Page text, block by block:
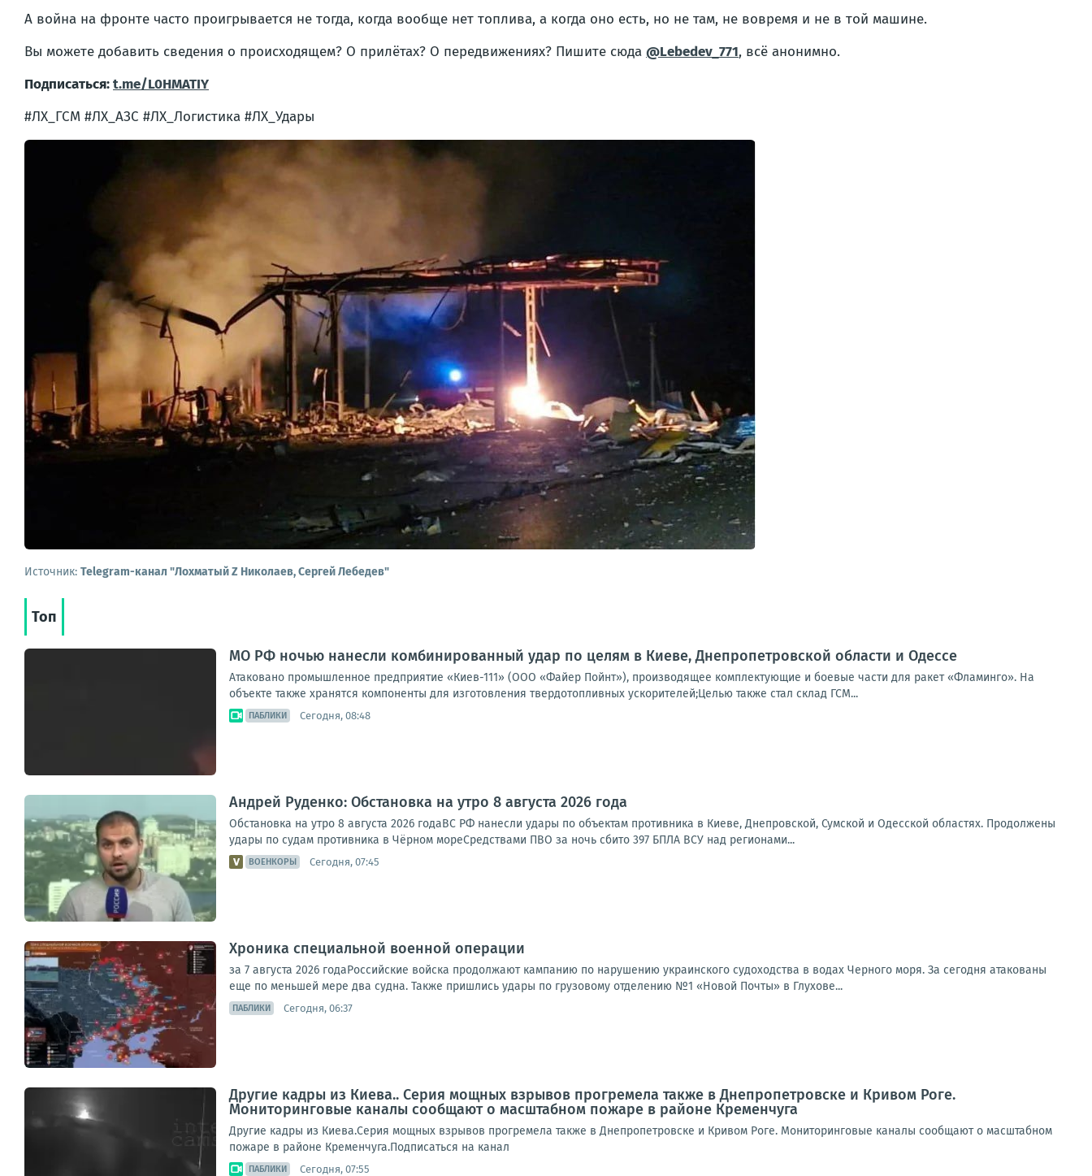
А война на фронте часто проигрывается не тогда, когда вообще нет топлива, а когда оно есть, но не там, не вовремя и не в той машине.
Вы можете добавить сведения о происходящем? О прилётах? О передвижениях? Пишите сюда @Lebedev_771, всё анонимно.
Подписаться:t.me/L0HMATIY
#ЛХ_ГСМ #ЛХ_АЗС #ЛХ_Логистика #ЛХ_Удары
Источник: Telegram-канал "Лохматый Z Николаев, Сергей Лебедев"
Топ
МО РФ ночью нанесли комбинированный удар по целям в Киеве, Днепропетровской области и Одессе
Атаковано промышленное предприятие «Киев-111» (ООО «Файер Пойнт»), производящее комплектующие и боевые части для ракет «Фламинго». На
объекте также хранятся компоненты для изготовления твердотопливных ускорителей;Целью также стал склад ГСМ...
ПАБЛИКИ Сегодня, 08:48
Андрей Руденко: Обстановка на утро 8 августа 2026 года
Обстановка на утро 8 августа 2026 годаВС РФ нанесли удары по объектам противника в Киеве, Днепровской, Сумской и Одесской областях. Продолжены
удары по судам противника в Чёрном мореСредствами ПВО за ночь сбито 397 БПЛА ВСУ над регионами...
ВОЕНКОРЫ Сегодня, 07:45
Хроника специальной военной операции
за 7 августа 2026 годаРоссийские войска продолжают кампанию по нарушению украинского судоходства в водах Черного моря. За сегодня атакованы
еще по меньшей мере два судна. Также пришлись удары по грузовому отделению №1 «Новой Почты» в Глухове...
ПАБЛИКИ Сегодня, 06:37
Другие кадры из Киева.. Серия мощных взрывов прогремела также в Днепропетровске и Кривом Роге.
Мониторинговые каналы сообщают о масштабном пожаре в районе Кременчуга
Другие кадры из Киева.Серия мощных взрывов прогремела также в Днепропетровске и Кривом Роге. Мониторинговые каналы сообщают о масштабном
пожаре в районе Кременчуга.Подписаться на канал
ПАБЛИКИ Сегодня, 07:55